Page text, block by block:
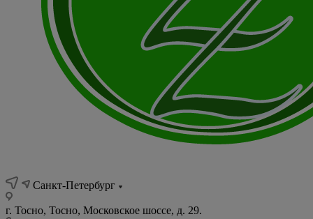
Санкт-Петербург
г. Тосно, Тосно, Московское шоссе, д. 29.